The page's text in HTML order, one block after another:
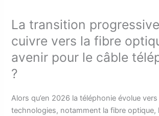
La transition
cuivre vers la fibre
avenir pour le câble
?
Alors qu’en 2026 la téléphonie évolue
technologies, notamment la fibre optique,